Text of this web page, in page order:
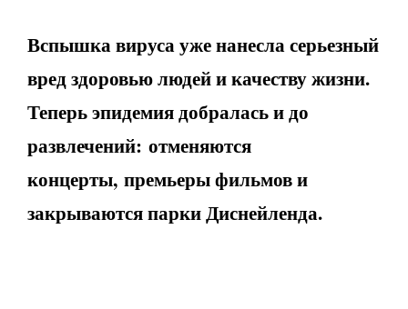
Вспышка вируса уже нанесла серьезный
вред здоровью людей и качеству жизни.
Теперь эпидемия добралась и до
развлечений: отменяются
концерты, премьеры фильмов и
закрываются парки Диснейленда.